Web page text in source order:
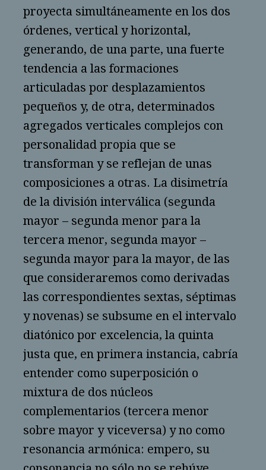
proyecta simultáneamente en los dos
órdenes, vertical y horizontal,
generando, de una parte, una fuerte
tendencia a las formaciones
articuladas por desplazamientos
pequeños y, de otra, determinados
agregados verticales complejos con
personalidad propia que se
transforman y se reflejan de unas
composiciones a otras. La disimetría
de la división interválica (segunda
mayor – segunda menor para la
tercera menor, segunda mayor –
segunda mayor para la mayor, de las
que consideraremos como derivadas
las correspondientes sextas, séptimas
y novenas) se subsume en el intervalo
diatónico por excelencia, la quinta
justa que, en primera instancia, cabría
entender como superposición o
mixtura de dos núcleos
complementarios (tercera menor
sobre mayor y viceversa) y no como
resonancia armónica: empero, su